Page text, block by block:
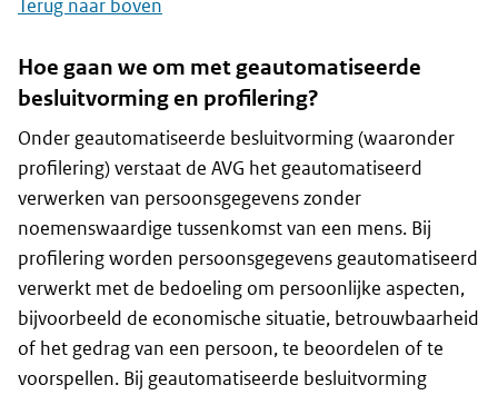
Terug naar boven
Hoe gaan we om met geautomatiseerde
besluitvorming en profilering?
Onder geautomatiseerde besluitvorming (waaronder
profilering) verstaat de AVG het geautomatiseerd
verwerken van persoonsgegevens zonder
noemenswaardige tussenkomst van een mens. Bij
profilering worden persoonsgegevens geautomatiseerd
verwerkt met de bedoeling om persoonlijke aspecten,
bijvoorbeeld de economische situatie, betrouwbaarheid
of het gedrag van een persoon, te beoordelen of te
voorspellen. Bij geautomatiseerde besluitvorming